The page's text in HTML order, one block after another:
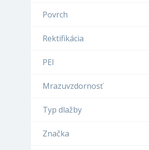
Povrch
Rektifikácia
PEI
Mrazuvzdornosť
Typ dlažby
Značka